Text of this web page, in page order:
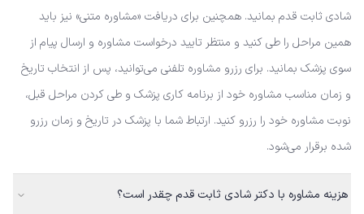
شادی ثابت قدم بمانید. همچنین برای دریافت «مشاوره متنی» نیز باید
همین مراحل را طی کنید و منتظر تایید درخواست مشاوره و ارسال پیام از
سوی پزشک بمانید. برای رزرو مشاوره تلفنی می‌توانید، پس از انتخاب تاریخ
و زمان مناسب مشاوره خود از برنامه کاری پزشک و طی کردن مراحل قبل،
نوبت مشاوره خود را رزرو کنید. ارتباط شما با پزشک در تاریخ و زمان رزرو
شده برقرار می‌شود.
هزینه مشاوره با دکتر شادی ثابت قدم چقدر است؟